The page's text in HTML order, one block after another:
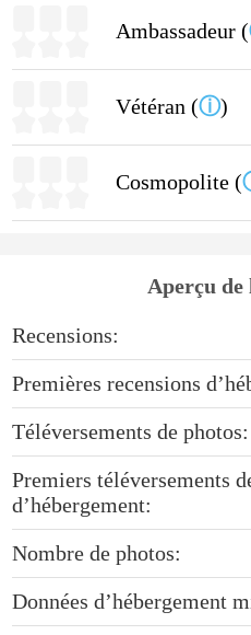
Ambassadeur (
Vétéran (ⓘ)
Cosmopolite (
Aperçu de
Recensions:
Premières recensions
Téléversements de photos:
Premiers téléversements
d’hébergement:
Nombre de photos:
Données d’hébergement